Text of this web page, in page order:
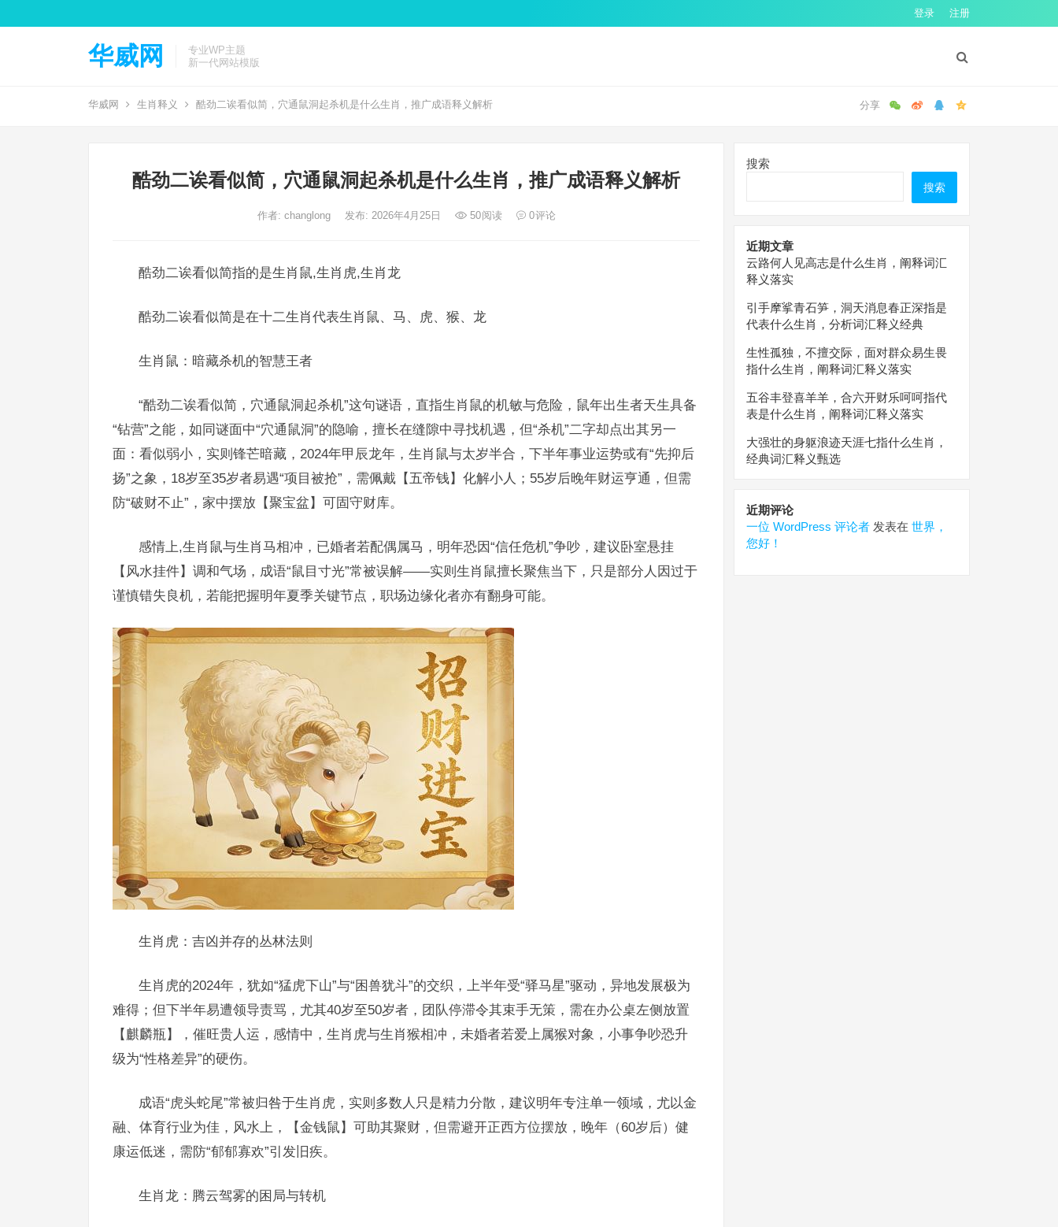
登录 注册
华威网
专业WP主题
新一代网站模版
华威网 生肖释义 酷劲二诶看似简，穴通鼠洞起杀机是什么生肖，推广成语释义解析
酷劲二诶看似简，穴通鼠洞起杀机是什么生肖，推广成语释义解析
作者: changlong 发布: 2026年4月25日 50阅读 0评论
酷劲二诶看似简指的是生肖鼠,生肖虎,生肖龙
酷劲二诶看似简是在十二生肖代表生肖鼠、马、虎、猴、龙
生肖鼠：暗藏杀机的智慧王者
“酷劲二诶看似简，穴通鼠洞起杀机”这句谜语，直指生肖鼠的机敏与危险，鼠年出生者天生具备
“钻营”之能，如同谜面中“穴通鼠洞”的隐喻，擅长在缝隙中寻找机遇，但“杀机”二字却点出其另一
面：看似弱小，实则锋芒暗藏，2024年甲辰龙年，生肖鼠与太岁半合，下半年事业运势或有“先抑后
扬”之象，18岁至35岁者易遇“项目被抢”，需佩戴【五帝钱】化解小人；55岁后晚年财运亨通，但需
防“破财不止”，家中摆放【聚宝盆】可固守财库。
感情上,生肖鼠与生肖马相冲，已婚者若配偶属马，明年恐因“信任危机”争吵，建议卧室悬挂
【风水挂件】调和气场，成语“鼠目寸光”常被误解——实则生肖鼠擅长聚焦当下，只是部分人因过于
谨慎错失良机，若能把握明年夏季关键节点，职场边缘化者亦有翻身可能。
生肖虎：吉凶并存的丛林法则
生肖虎的2024年，犹如“猛虎下山”与“困兽犹斗”的交织，上半年受“驿马星”驱动，异地发展极为
难得；但下半年易遭领导责骂，尤其40岁至50岁者，团队停滞令其束手无策，需在办公桌左侧放置
【麒麟瓶】，催旺贵人运，感情中，生肖虎与生肖猴相冲，未婚者若爱上属猴对象，小事争吵恐升
级为“性格差异”的硬伤。
成语“虎头蛇尾”常被归咎于生肖虎，实则多数人只是精力分散，建议明年专注单一领域，尤以金
融、体育行业为佳，风水上，【金钱鼠】可助其聚财，但需避开正西方位摆放，晚年（60岁后）健
康运低迷，需防“郁郁寡欢”引发旧疾。
生肖龙：腾云驾雾的困局与转机
搜索
搜索
近期文章
云路何人见高志是什么生肖，阐释词汇
释义落实
引手摩挲青石笋，洞天消息春正深指是
代表什么生肖，分析词汇释义经典
生性孤独，不擅交际，面对群众易生畏
指什么生肖，阐释词汇释义落实
五谷丰登喜羊羊，合六开财乐呵呵指代
表是什么生肖，阐释词汇释义落实
大强壮的身躯浪迹天涯七指什么生肖，
经典词汇释义甄选
近期评论
一位 WordPress 评论者 发表在 世界，
您好！